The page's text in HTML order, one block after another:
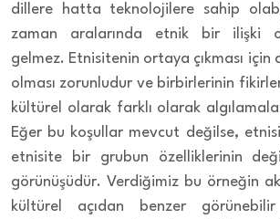
dillere hatta teknolojilere sahip
zaman aralarında etnik bir ilişki
gelmez. Etnisitenin ortaya çıkması için
olması zorunludur ve birbirlerinin
kültürel olarak farklı olarak
Eğer bu koşullar mevcut değilse,
etnisite bir grubun özelliklerinin
görünüşüdür. Verdiğimiz bu örneğin
kültürel açıdan benzer